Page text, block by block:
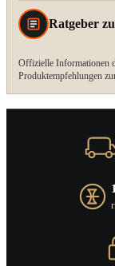
Ratgeber
Offizielle Informationen
Produktempfehlungen